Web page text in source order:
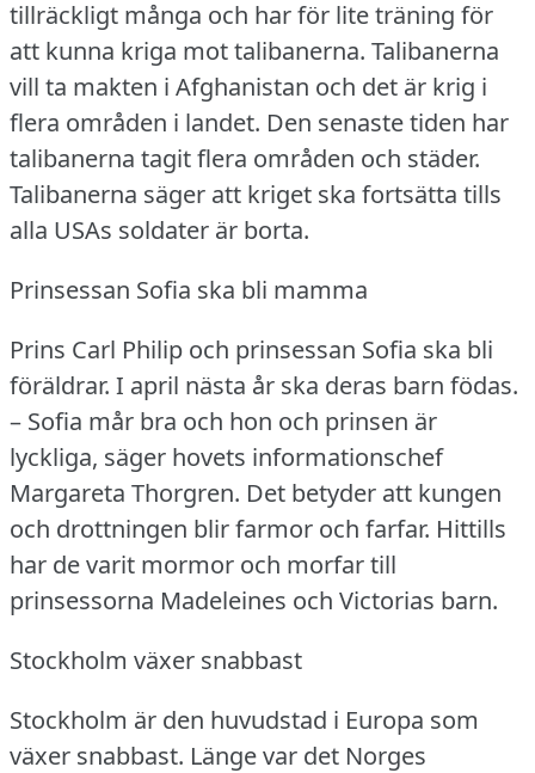
tillräckligt många och har för lite träning för
att kunna kriga mot talibanerna. Talibanerna
vill ta makten i Afghanistan och det är krig i
flera områden i landet. Den senaste tiden har
talibanerna tagit flera områden och städer.
Talibanerna säger att kriget ska fortsätta tills
alla USAs soldater är borta.
Prinsessan Sofia ska bli mamma
Prins Carl Philip och prinsessan Sofia ska bli
föräldrar. I april nästa år ska deras barn födas.
– Sofia mår bra och hon och prinsen är
lyckliga, säger hovets informationschef
Margareta Thorgren. Det betyder att kungen
och drottningen blir farmor och farfar. Hittills
har de varit mormor och morfar till
prinsessorna Madeleines och Victorias barn.
Stockholm växer snabbast
Stockholm är den huvudstad i Europa som
växer snabbast. Länge var det Norges